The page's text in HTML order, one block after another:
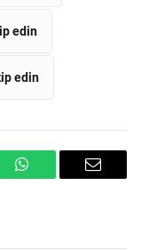
edin
edin
WhatsAppEmail